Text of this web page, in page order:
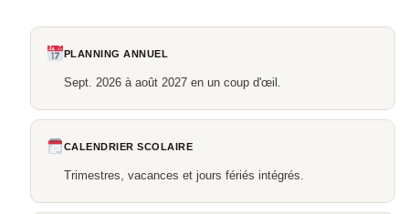
PLANNING ANNUEL
Sept. 2026 à août 2027 en un coup d'œil.
CALENDRIER SCOLAIRE
Trimestres, vacances et jours fériés intégrés.